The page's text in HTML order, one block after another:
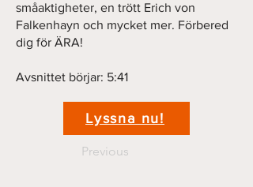
småaktigheter, en trött Erich von
Falkenhayn och mycket mer. Förbered
dig för ÄRA!
Avsnittet börjar: 5:41
Lyssna nu!
Previous